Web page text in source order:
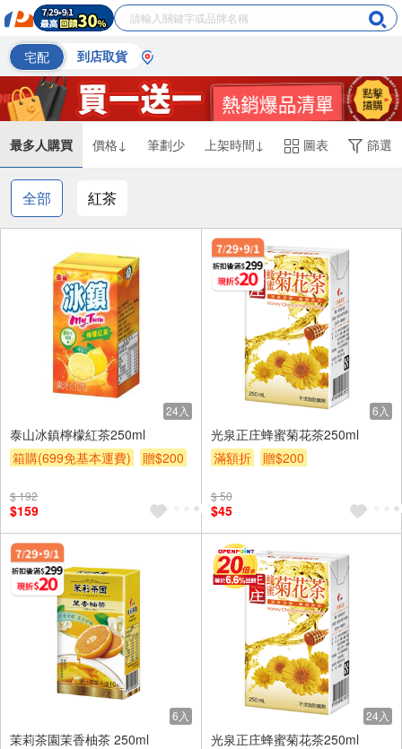
宅配 到店取貨
最多人購買 價格↓ 筆劃少 上架時間↓ 圖表 篩選
全部 紅茶
24入
泰山冰鎮檸檬紅茶250ml
箱購(699免基本運費)
贈$200
$ 192
$159
6入
光泉正庄蜂蜜菊花茶250ml
滿額折
贈$200
$ 50
$45
6入
茉莉茶園茉香柚茶 250ml
24入
光泉正庄蜂蜜菊花茶250ml